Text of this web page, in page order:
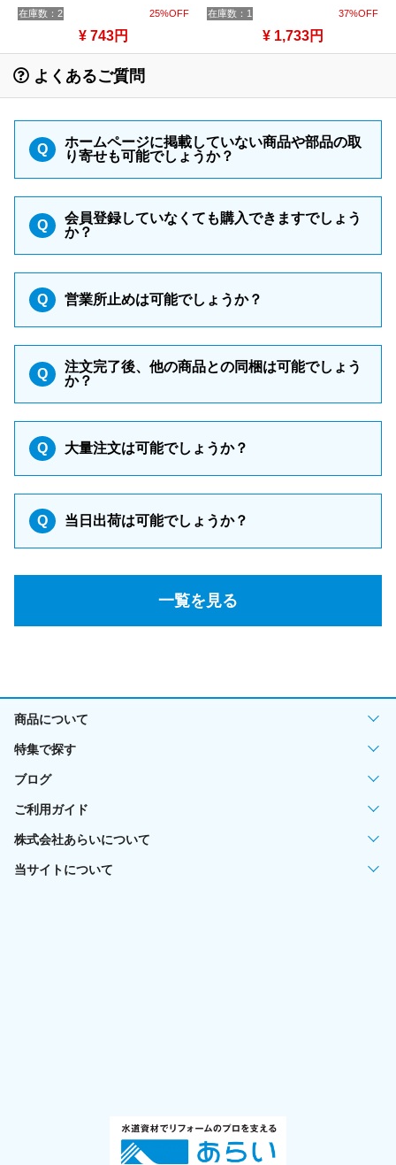
在庫数：2 25%OFF
¥ 743円
在庫数：1 37%OFF
¥ 1,733円
よくあるご質問
Q
ホームページに掲載していない商品や部品の取
り寄せも可能でしょうか？
Q
会員登録していなくても購入できますでしょう
か？
Q 営業所止めは可能でしょうか？
Q
注文完了後、他の商品との同梱は可能でしょう
か？
Q 大量注文は可能でしょうか？
Q 当日出荷は可能でしょうか？
一覧を見る
商品について
特集で探す
ブログ
ご利用ガイド
株式会社あらいについて
当サイトについて